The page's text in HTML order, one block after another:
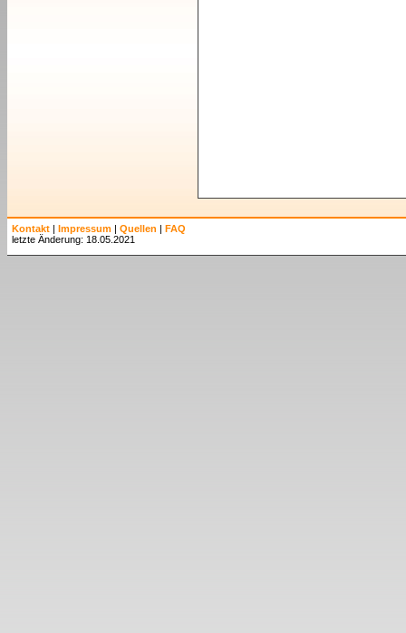
Kontakt | Impressum | Quellen | FAQ
letzte Änderung: 18.05.2021